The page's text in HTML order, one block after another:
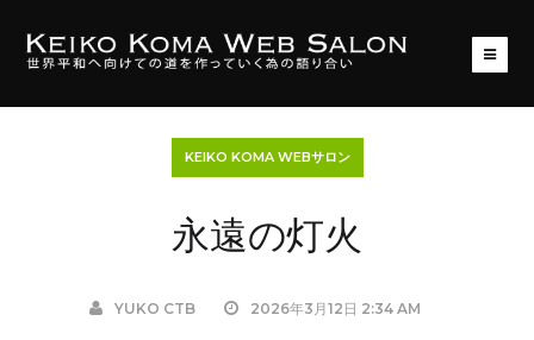
KEIKO KOMA WEBサロン
永遠の灯火
YUKO CTB 2026年3月12日 2:34 AM